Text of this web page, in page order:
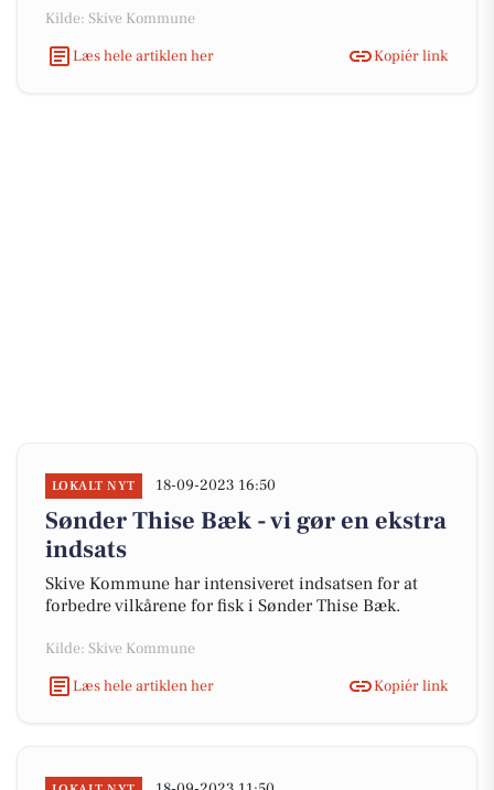
Kilde: Skive Kommune
Læs hele artiklen her
Kopiér link
LOKALT NYT 18-09-2023 16:50
Sønder Thise Bæk - vi gør en ekstra
indsats
Skive Kommune har intensiveret indsatsen for at
forbedre vilkårene for fisk i Sønder Thise Bæk.
Kilde: Skive Kommune
Læs hele artiklen her
Kopiér link